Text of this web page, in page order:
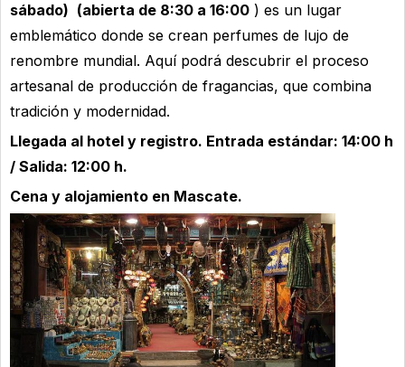
sábado) (abierta de 8:30 a 16:00 ) es un lugar
emblemático donde se crean perfumes de lujo de
renombre mundial. Aquí podrá descubrir el proceso
artesanal de producción de fragancias, que combina
tradición y modernidad.
Llegada al hotel y registro. Entrada estándar: 14:00 h
/ Salida: 12:00 h.
Cena y alojamiento en Mascate.